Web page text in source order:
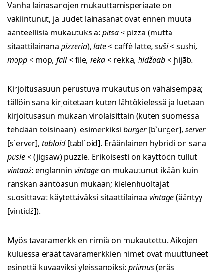
Vanha lainasanojen mukauttamisperiaate on
vakiintunut, ja uudet lainasanat ovat ennen muuta
äänteellisiä mukautuksia: pitsa< pizza (mutta
sitaattilainana pizzeria), late <caffè latte, suši <sushi,
mopp < mop, fail <file, reka < rekka, hidžaab < ḩijāb.
Kirjoitusasuun perustuva mukautus on vähäisempää;
tällöin sana kirjoitetaan kuten lähtökielessä ja luetaan
kirjoitusasun mukaan virolaisittain (kuten suomessa
tehdään toisinaan), esimerkiksi burger[b`urger], server
[s`erver], tabloid[tabl`oid]. Eräänlainen hybridi on sana
pusle< (jigsaw) puzzle. Erikoisesti on käyttöön tullut
vintaaž: englannin vintageon mukautunut ikään kuin
ranskan ääntöasun mukaan; kielenhuoltajat
suosittavat käytettäväksi sitaattilainaa vintage(ääntyy
[vintidž]).
Myös tavaramerkkien nimiä on mukautettu. Aikojen
kuluessa eräät tavaramerkkien nimet ovat muuttuneet
esinettä kuvaaviksi yleissanoiksi: priimus(eräs